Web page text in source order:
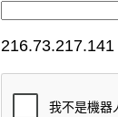
216.73.217.141